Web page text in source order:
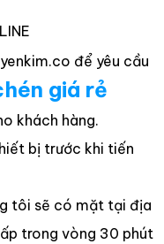
để yêu cầu
giá rẻ
khách hàng.
bị trước khi tiến
tôi sẽ có mặt tại địa
trong vòng 30 phút